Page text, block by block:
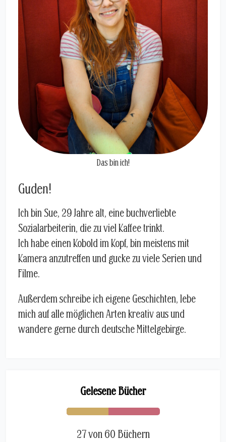
Das bin ich!
Guden!
Ich bin Sue, 29 Jahre alt, eine buchverliebte
Sozialarbeiterin, die zu viel Kaffee trinkt.
Ich habe einen Kobold im Kopf, bin meistens mit
Kamera anzutreffen und gucke zu viele Serien und
Filme.
Außerdem schreibe ich eigene Geschichten, lebe
mich auf alle möglichen Arten kreativ aus und
wandere gerne durch deutsche Mittelgebirge.
Gelesene Bücher
27 von 60 Büchern